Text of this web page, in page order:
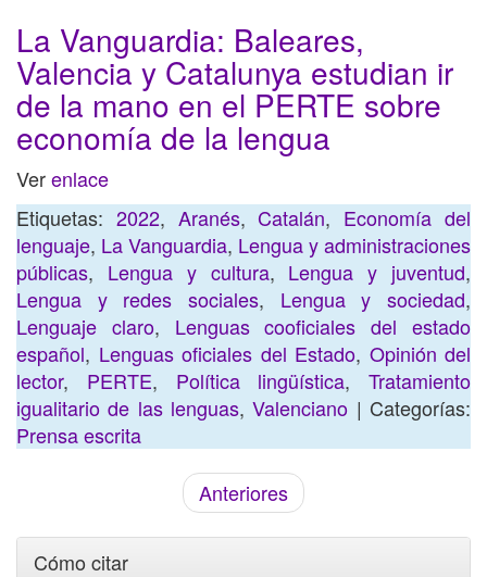
La Vanguardia: Baleares,
Valencia y Catalunya estudian ir
de la mano en el PERTE sobre
economía de la lengua
Verenlace
Etiquetas: 2022, Aranés,Catalán, Economía del
lenguaje, La Vanguardia, Lengua y administraciones
públicas, Lengua y cultura, Lengua y juventud,
Lengua y redes sociales, Lengua y sociedad,
Lenguaje claro, Lenguas cooficiales del estado
español, Lenguas oficiales del Estado, Opinión del
lector, PERTE, Política lingüística, Tratamiento
igualitario de las lenguas,Valenciano | Categorías:
Prensa escrita
Anteriores
Cómo citar